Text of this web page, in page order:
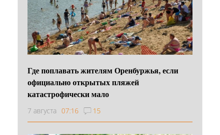
Где поплавать жителям Оренбуржья, если
официально открытых пляжей
катастрофически мало
7 августа 07:16 15